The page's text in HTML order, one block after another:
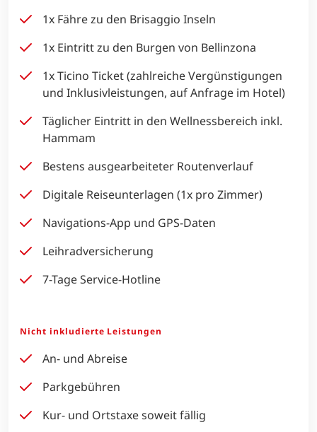
1x Fähre zu den Brisaggio Inseln
1x Eintritt zu den Burgen von Bellinzona
1x Ticino Ticket (zahlreiche Vergünstigungen
und Inklusivleistungen, auf Anfrage im Hotel)
Täglicher Eintritt in den Wellnessbereich inkl.
Hammam
Bestens ausgearbeiteter Routenverlauf
Digitale Reiseunterlagen (1x pro Zimmer)
Navigations-App und GPS-Daten
Leihradversicherung
7-Tage Service-Hotline
Nicht inkludierte Leistungen
An- und Abreise
Parkgebühren
Kur- und Ortstaxe soweit fällig